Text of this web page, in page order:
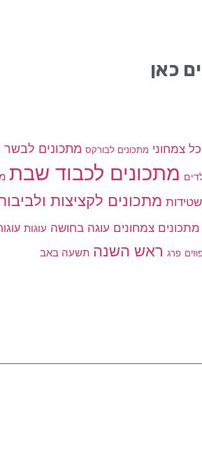
כאן
צמחוני מתכונים לבורקס מתכונים לבשר
מתכונים לכבוד שבת
מתכונים לקציצות
מתכונים צמחונים עוגה בחושה עוגות
פרג ראש השנה תשעה באב